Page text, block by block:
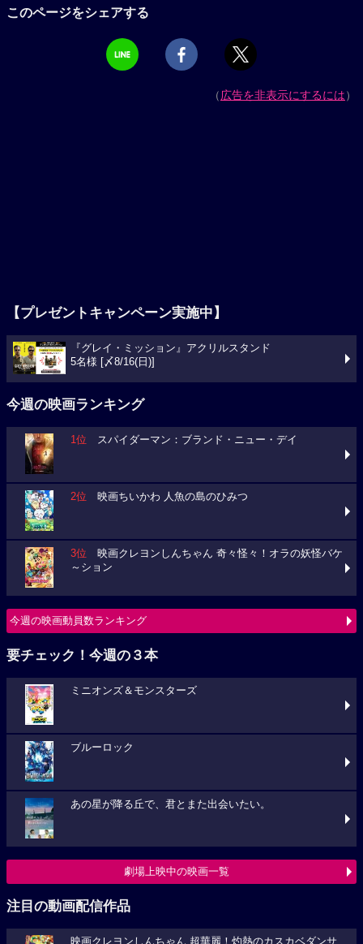
このページをシェアする
（広告を非表示にするには）
【プレゼントキャンペーン実施中】
『グレイ・ミッション』アクリルスタンド
5名様 [〆8/16(日)]
今週の映画ランキング
1位 スパイダーマン：ブランド・ニュー・デイ
2位 映画ちいかわ 人魚の島のひみつ
3位 映画クレヨンしんちゃん 奇々怪々！オラの妖怪バケ
～ション
今週の映画動員数ランキング
要チェック！今週の３本
ミニオンズ＆モンスターズ
ブルーロック
あの星が降る丘で、君とまた出会いたい。
劇場上映中の映画一覧
注目の動画配信作品
映画クレヨンしんちゃん 超華麗！灼熱のカスカベダンサ